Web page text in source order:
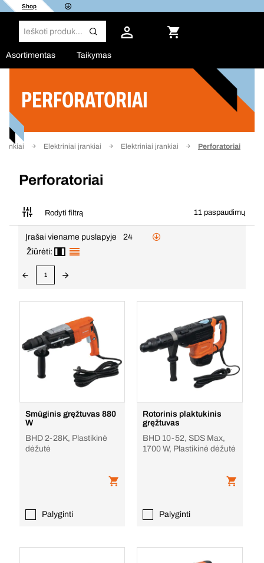
Shop
Asortimentas Taikymas
PERFORATORIAI
Įrankiai Elektriniai įrankiai Elektriniai įrankiai Perforatoriai
Perforatoriai
Rodyti filtrą 11 paspaudimų
Filtras
Įrašai viename puslapyje
24
Žiūrėti:
1
Smūginis gręžtuvas 880
W
BHD 2-28K, Plastikinė
dėžutė
Palyginti
Rotorinis plaktukinis
gręžtuvas
BHD 10-52, SDS Max,
1700 W, Plastikinė dėžutė
Palyginti